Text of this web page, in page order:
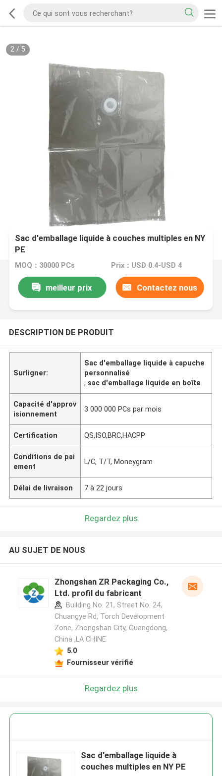
2/ 5
Sac d'emballage liquide à couches multiples en NY
PE
MOQ：30000 PCs Prix：USD 0.4-USD 4
meilleur prix Contactez nous
DESCRIPTION DE PRODUIT
Surligner:
Sac d'emballage liquide à capuche
personnalisé
, sac d'emballage liquide en boîte
Capacité d'approv
isionnement
3 000 000 PCs par mois
Certification QS,ISO,BRC,HACPP
Conditions de pai
ement
L/C, T/T, Moneygram
Délai de livraison 7 à 22 jours
Regardez plus
AU SUJET DE NOUS
Zhongshan ZR Packaging Co.,
Ltd. profil du fabricant
Building No. 21, Street No. 24,
Chuangye Rd, Torch Development
Zone, Zhongshan City, Guangdong,
China ,LA CHINE
5.0
Fournisseur vérifié
Regardez plus
Sac d'emballage liquide à
couches multiples en NY PE